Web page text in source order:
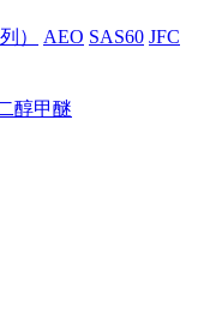
）
AEO SAS60 JFC
醇甲醚